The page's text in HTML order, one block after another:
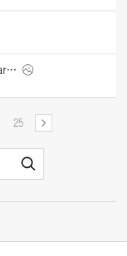
크라이슬러 Pacifica 100th Anniversary Edition (2026)
25